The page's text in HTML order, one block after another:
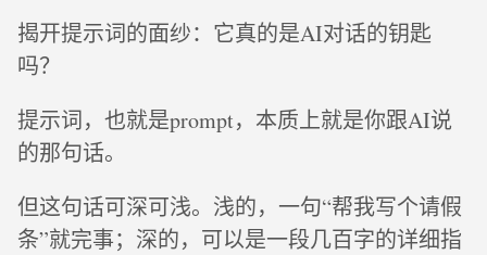
揭开提示词的面纱：它真的是AI对话的钥匙
吗？
提示词，也就是prompt，本质上就是你跟AI说
的那句话。
但这句话可深可浅。浅的，一句“帮我写个请假
条”就完事；深的，可以是一段几百字的详细指